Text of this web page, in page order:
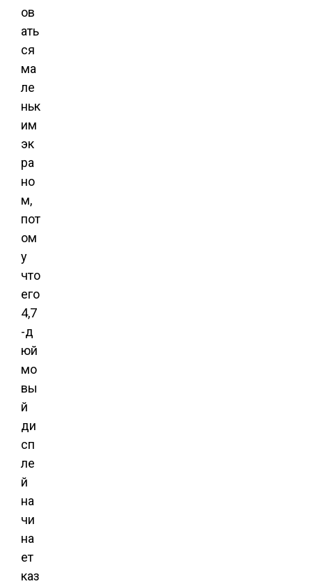
ов
ать
ся
ма
ле
ньк
им
эк
ра
но
м,
пот
ом
у
что
его
4,7
-д
юй
мо
вы
й
ди
сп
ле
й
на
чи
на
ет
каз